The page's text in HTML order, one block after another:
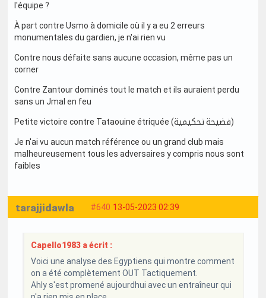
l'équipe ?
À part contre Usmo à domicile où il y a eu 2 erreurs
monumentales du gardien, je n'ai rien vu
Contre nous défaite sans aucune occasion, même pas un
corner
Contre Zantour dominés tout le match et ils auraient perdu
sans un Jmal en feu
Petite victoire contre Tataouine étriquée (فضيحة تحكيمية)
Je n'ai vu aucun match référence ou un grand club mais
malheureusement tous les adversaires y compris nous sont
faibles
#640 13-05-2023 02:39
tarajjidawla
Capello1983 a écrit :
Voici une analyse des Egyptiens qui montre comment
on a été complètement OUT Tactiquement.
Ahly s'est promené aujourdhui avec un entraîneur qui